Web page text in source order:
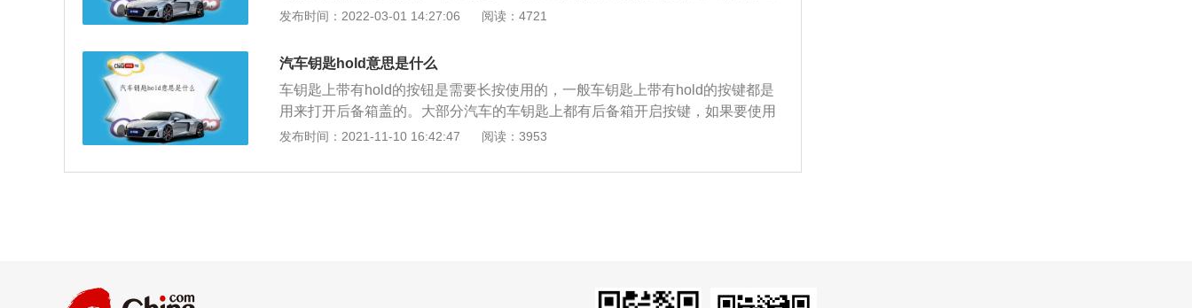
的开锁锁车不同，它除了有开锁车门的功能之外，还有远程启动功能，在不同的
hold在一定范围内，支持远程启动这个操作为车主提供了很多便利，操作起来也
很简单，在天气寒冷时，远程启动可以提前启动热车节省时间，而且只有在停车
后才能打开后备箱，这样可以避免在车辆行驶中按了hold键打开后备箱发生危险
发布时间：2022-03-01 14:27:06 阅读：4721
汽车钥匙hold意思是什么
车钥匙上带有hold的按钮是需要长按使用的，一般车钥匙上带有hold的按键都是
用来打开后备箱盖的。大部分汽车的车钥匙上都有后备箱开启按键，如果要使用
遥控钥匙解锁后备箱，那需要长按后备箱开启按键，这样后备箱盖才会打开。这
作将后备箱盖打开了，那可能会导致事故。hold的意思是保持，握住，如果车内
随时翻阅。在使用遥控钥匙时，要尽量避免远距离遥控，这样可以节省电量。遥
发布时间：2021-11-10 16:42:47 阅读：3953